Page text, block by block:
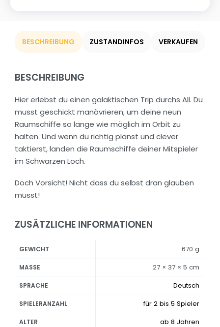
BESCHREIBUNG ZUSTANDINFOS VERKAUFEN
BESCHREIBUNG
Hier erlebst du einen galaktischen Trip durchs All. Du
musst geschickt manövrieren, um deine neun
Raumschiffe so lange wie möglich im Orbit zu
halten. Und wenn du richtig planst und clever
taktierst, landen die Raumschiffe deiner Mitspieler
im Schwarzen Loch.
Doch Vorsicht! Nicht dass du selbst dran glauben
musst!
ZUSÄTZLICHE INFORMATIONEN
GEWICHT 670 g
MASSE 27 × 37 × 5 cm
SPRACHE Deutsch
SPIELERANZAHL für 2 bis 5 Spieler
ALTER ab 8 Jahren